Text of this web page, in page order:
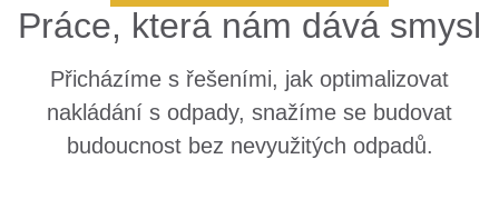
Práce, která nám dává smysl
Přicházíme s řešeními, jak optimalizovat
nakládání s odpady, snažíme se budovat
budoucnost bez nevyužitých odpadů.